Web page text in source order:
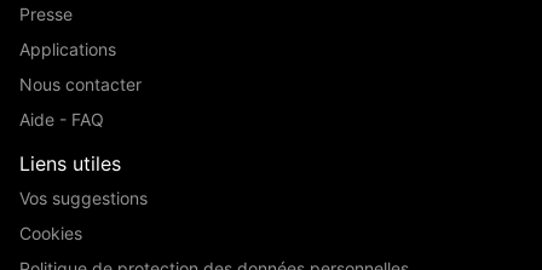
Presse
Applications
Nous contacter
Aide - FAQ
Liens utiles
Vos suggestions
Cookies